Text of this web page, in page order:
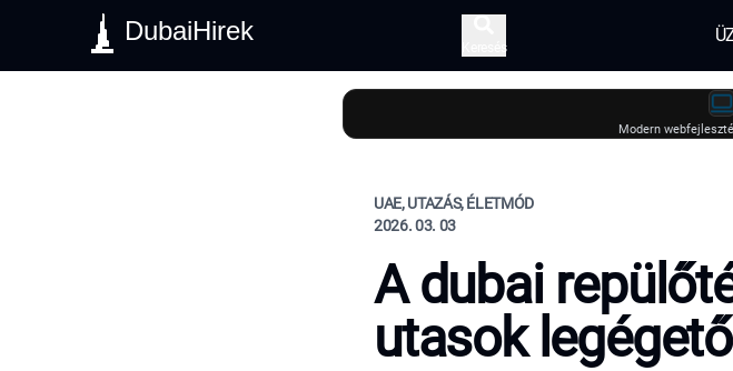
DubaiHirek
Keresés
Modern
UAE, UTAZÁS, ÉLETMÓD
2026. 03. 03
A dubai
utasok